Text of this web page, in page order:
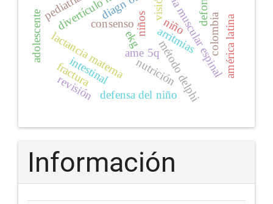
método delphi
consenso
lactancia materna nutrición
ekg
niños
arritmias
atrofia muscular espinalamérica latina
ame 5q
intestinal
pediatría
defensa del niño
fractura
niño
adolescente
revisión
colombia
visión
Información